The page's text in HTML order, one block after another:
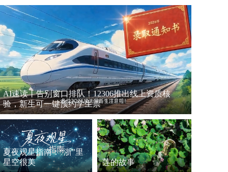
AI速读丨告别窗口排队！12306推出线上资质核
验，新生可一键预约学生票
夏夜观星指南：“浙”里
星空很美
莲的故事